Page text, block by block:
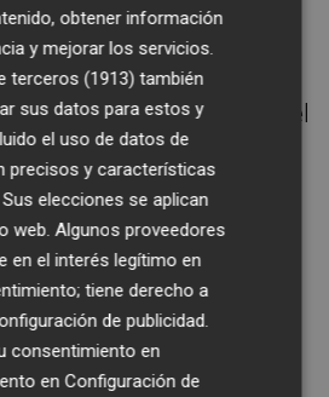
de estas afirmaciones
solicitó
declaración de nulidad del
de derechos
represalias. No
ha desestimado la
que no se aportaron
formales suficientes para
el cese con una
obtener información
y mejorar los servicios.
terceros (1913) también
sus datos para estos y
el uso de datos de
precisos y características
elecciones se aplican
web. Algunos proveedores
en el interés legítimo en
tiene derecho a
de publicidad.
consentimiento en
enConfiguración de